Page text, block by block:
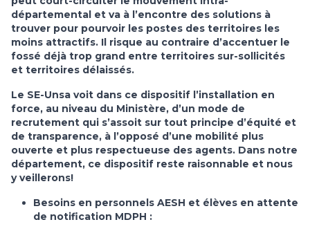
départemental et va à l’encontre des solutions à
trouver pour pourvoir les postes des territoires les
moins attractifs. Il risque au contraire d’accentuer le
fossé déjà trop grand entre territoires sur-sollicités
et territoires délaissés.
Le SE-Unsa voit dans ce dispositif l’installation en
force, au niveau du Ministère, d’un mode de
recrutement qui s’assoit sur tout principe d’équité et
de transparence, à l’opposé d’une mobilité plus
ouverte et plus respectueuse des agents. Dans notre
département, ce dispositif reste raisonnable et nous
y veillerons!
Besoins en personnels AESH et élèves en attente
de notification MDPH :